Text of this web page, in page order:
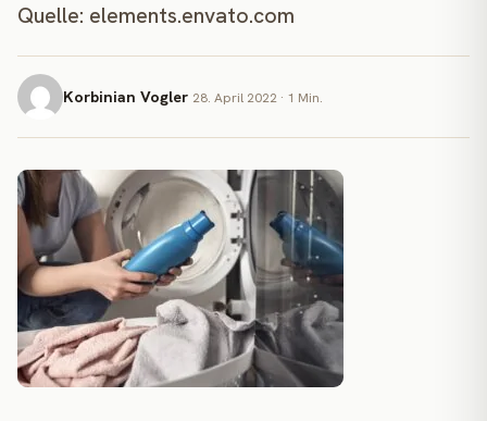
Quelle: elements.envato.com
Korbinian Vogler 28. April 2022 · 1 Min.